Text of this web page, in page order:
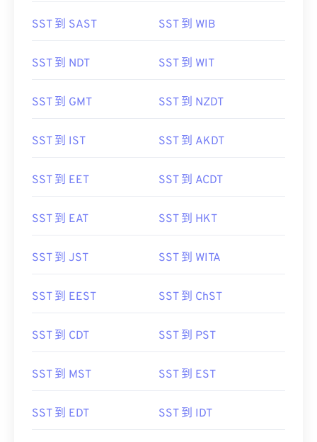
SST 到 SAST SST 到 WIB
SST 到 NDT SST 到 WIT
SST 到 GMT SST 到 NZDT
SST 到 IST SST 到 AKDT
SST 到 EET SST 到 ACDT
SST 到 EAT SST 到 HKT
SST 到 JST SST 到 WITA
SST 到 EEST SST 到 ChST
SST 到 CDT SST 到 PST
SST 到 MST SST 到 EST
SST 到 EDT SST 到 IDT